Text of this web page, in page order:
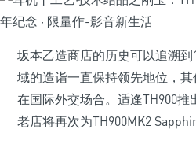
坂本乙造商店的历史可以追溯
域的造诣一直保持领先地位，
在国际外交场合。适逢TH900
老店将再次为TH900MK2